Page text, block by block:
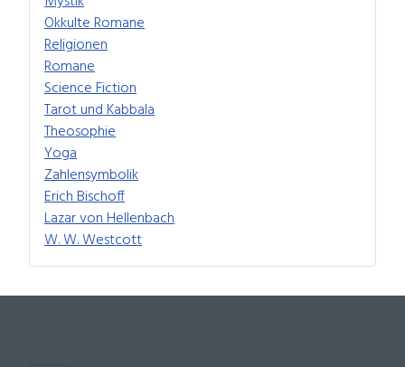
Okkulte Romane
Religionen
Romane
Science Fiction
Tarot und Kabbala
Theosophie
Yoga
Zahlensymbolik
Erich Bischoff
Lazar von Hellenbach
W. W. Westcott